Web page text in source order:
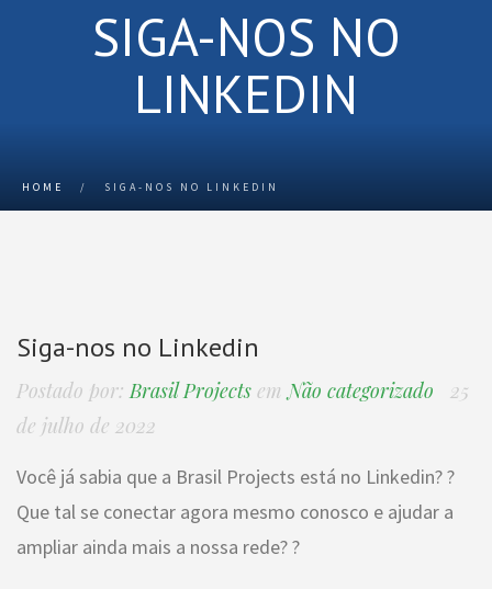
SIGA-NOS NO
LINKEDIN
HOME / SIGA-NOS NO LINKEDIN
Siga-nos no Linkedin
Postado por: Brasil Projects em Não categorizado
25
de julho de 2022
Você já sabia que a Brasil Projects está no Linkedin? ?
Que tal se conectar agora mesmo conosco e ajudar a
ampliar ainda mais a nossa rede? ?